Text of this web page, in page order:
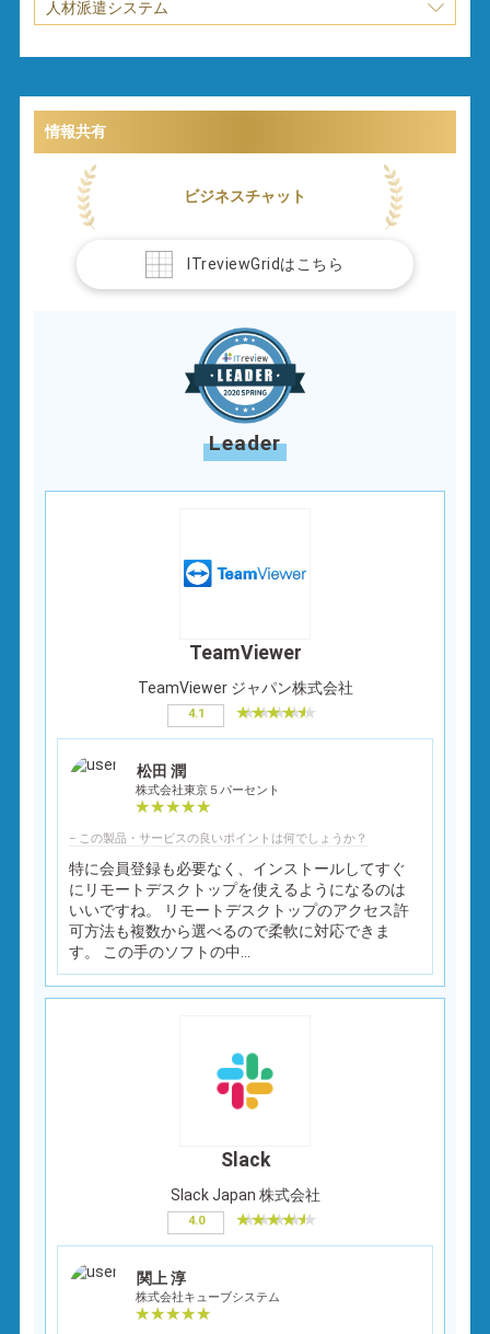
人材派遣システム
情報共有
ビジネスチャット
ITreviewGridはこちら
Leader
TeamViewer
TeamViewer ジャパン株式会社
4.1
松田 潤
株式会社東京５パーセント
− この製品・サービスの良いポイントは何でしょうか？
特に会員登録も必要なく、インストールしてすぐ
にリモートデスクトップを使えるようになるのは
いいですね。 リモートデスクトップのアクセス許
可方法も複数から選べるので柔軟に対応できま
す。 この手のソフトの中...
Slack
Slack Japan 株式会社
4.0
関上 淳
株式会社キューブシステム